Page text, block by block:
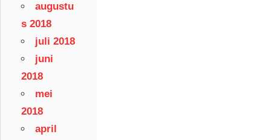
augustu
s 2018
juli 2018
juni
2018
mei
2018
april